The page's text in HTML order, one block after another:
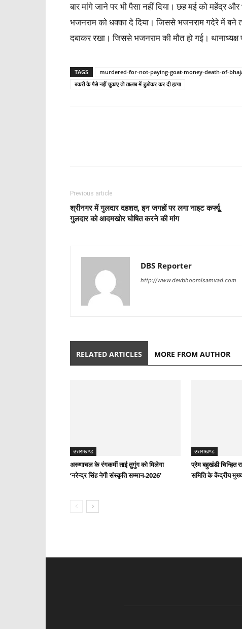
बार मांगे जाने पर भी पैसा नहीं दिया। छह मई को महेंद्र
भजनराम को धक्का दे दिया। जिससे भजनराम गदेरे में बने
दबाकर रखा। जिससे भजनराम की मौत हो गई।
TAGS
murdered-for-not-paying-goat-money-death-of-
बकरी के पैसे नहीं चुकाए तो तालाब में डुबोकर कर दी हत्या
Previous article
श्रीनगर में गुलदार दहशत, इन जगहों पर लगा नाइट कर्फ्यू,
गुलदार को आदमखोर घोषित करने की मांग
DBS Reporter
http://www.devbhoomisamvad.com
RELATED ARTICLES MORE FROM AUTHOR
उत्तराखण्ड
अरुणाचल के रंगकर्मी ताई तुगुंग को मिलेगा
‘नरेन्द्र सिंह नेगी संस्कृति सम्मान-2026’
उत्तराखण्ड
प्रेम बहुखंडी चिन्हित
समिति के केंद्रीय